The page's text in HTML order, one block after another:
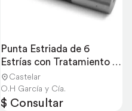
Punta Estriada de 6
Estrías con Tratamiento
Térmico
Castelar
O.H García y Cía.
$ Consultar